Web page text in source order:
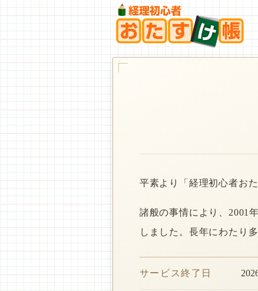
平素より「経理初心者お
諸般の事情により、2001
しました。長年にわたり
サービス終了日